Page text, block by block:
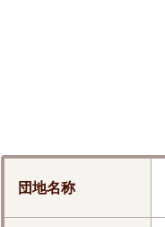
団地名称